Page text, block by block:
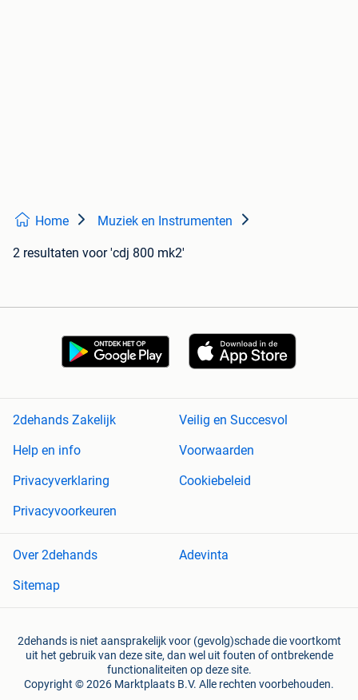
Home Muziek en Instrumenten
2 resultaten voor 'cdj 800 mk2'
2dehands Zakelijk
Veilig en Succesvol
Help en info
Voorwaarden
Privacyverklaring
Cookiebeleid
Privacyvoorkeuren
Over 2dehands
Adevinta
Sitemap
2dehands is niet aansprakelijk voor (gevolg)schade die voortkomt
uit het gebruik van deze site, dan wel uit fouten of ontbrekende
functionaliteiten op deze site.
Copyright © 2026 Marktplaats B.V. Alle rechten voorbehouden.